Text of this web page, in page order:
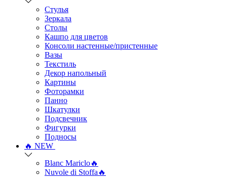
Стулья
Зеркала
Столы
Кашпо для цветов
Консоли настенные/пристенные
Вазы
Текстиль
Декор напольный
Картины
Фоторамки
Панно
Шкатулки
Подсвечник
Фигурки
Подносы
🔥 NEW
Blanc Mariclo🔥
Nuvole di Stoffa🔥